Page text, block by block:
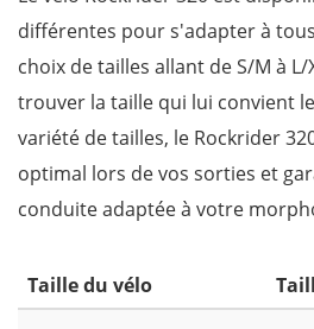
différentes pour s'adapter à
choix de tailles allant de S/M à
trouver la taille qui lui convient
variété de tailles, le Rockrider
optimal lors de vos sorties et
conduite adaptée à votre
Taille du vélo